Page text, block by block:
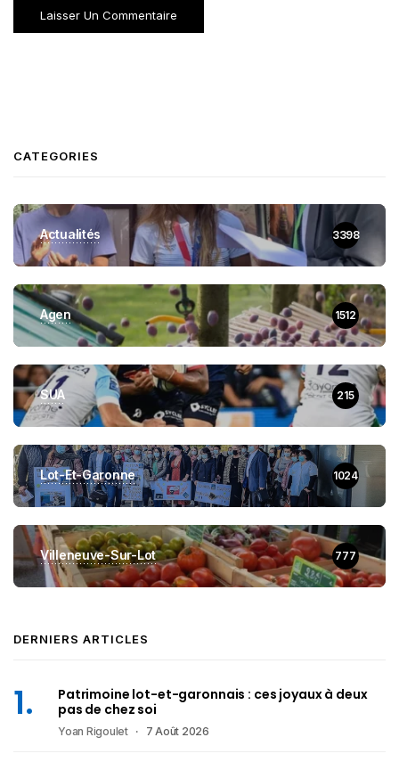
CATEGORIES
Actualités 3398
Agen 1512
SUA 215
Lot-Et-Garonne 1024
Villeneuve-Sur-Lot 777
DERNIERS ARTICLES
Patrimoine lot-et-garonnais : ces joyaux à deux
pas de chez soi
Yoan Rigoulet 7 Août 2026